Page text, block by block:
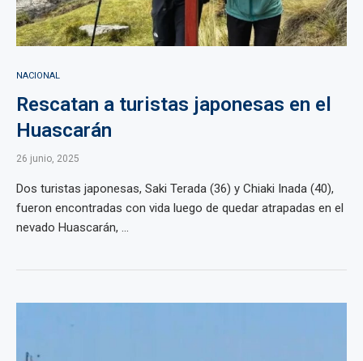
NACIONAL
Rescatan a turistas japonesas en el
Huascarán
26 junio, 2025
Dos turistas japonesas, Saki Terada (36) y Chiaki Inada (40),
fueron encontradas con vida luego de quedar atrapadas en el
nevado Huascarán, ...